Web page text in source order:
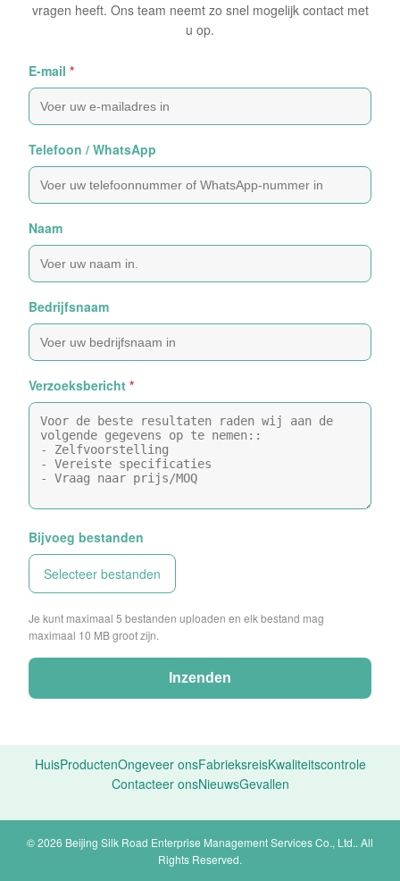
vragen heeft. Ons team neemt zo snel mogelijk contact met
u op.
E-mail *
Telefoon / WhatsApp
Naam
Bedrijfsnaam
Verzoeksbericht *
Bijvoeg bestanden
Selecteer bestanden
Je kunt maximaal 5 bestanden uploaden en elk bestand mag
maximaal 10 MB groot zijn.
Inzenden
HuisProductenOngeveer onsFabrieksreisKwaliteitscontrole
Contacteer onsNieuwsGevallen
© 2026 Beijing Silk Road Enterprise Management Services Co., Ltd.. All
Rights Reserved.